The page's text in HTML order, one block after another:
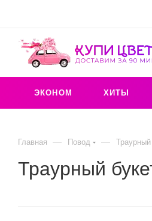
ЭКОНОМ ХИТЫ
Главная — Повод — Траурный
Траурный